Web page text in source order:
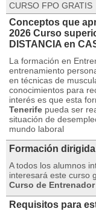
CURSO FPO GRATIS
Conceptos que
2026 Curso
DISTANCIA en
La formación en
entrenamiento
en técnicas de
conocimientos para
interés es que esta
Tenerife pueda ser
situación de
mundo laboral
Formación
A todos los alumnos
interesará este curso
Curso de
Requisitos para